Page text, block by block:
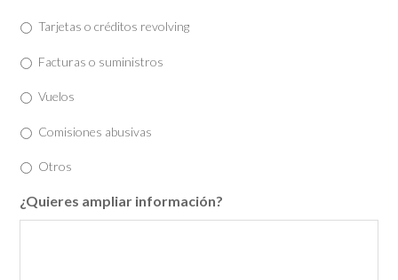
Tarjetas o créditos revolving
Facturas o suministros
Vuelos
Comisiones abusivas
Otros
¿Quieres ampliar información?